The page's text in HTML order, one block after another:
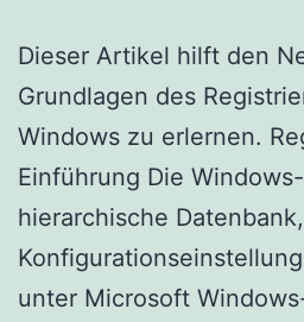
Dieser Artikel hilft den
Grundlagen des
Windows zu erlernen.
Einführung Die
hierarchische
unter Microsoft